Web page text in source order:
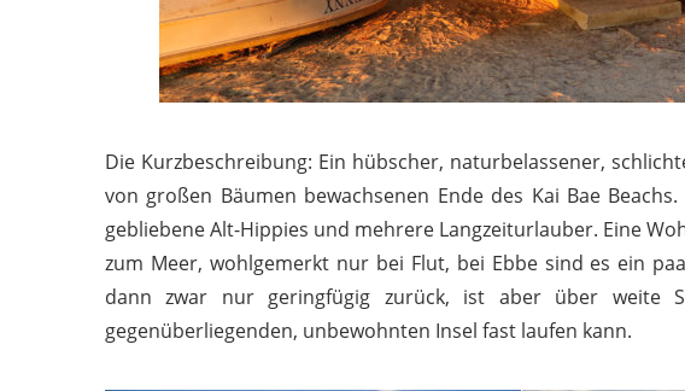
Die Kurzbeschreibung: Ein hübscher, naturbelassener,
von großen Bäumen bewachsenen Ende des Kai Bae
gebliebene Alt-Hippies und mehrere Langzeiturlauber. Eine
zum Meer, wohlgemerkt nur bei Flut, bei Ebbe sind es ein
dann zwar nur geringfügig zurück, ist aber über weite
gegenüberliegenden, unbewohnten Insel fast laufen kann.